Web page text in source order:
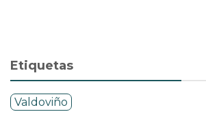
Etiquetas
Valdoviño